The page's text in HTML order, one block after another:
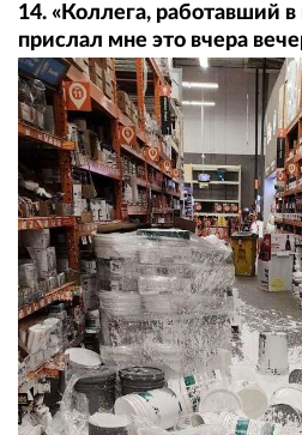
14. «Коллега, работавший
прислал мне это вчера